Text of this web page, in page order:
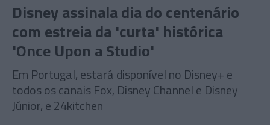
Disney assinala dia do centenário
com estreia da 'curta' histórica
'Once Upon a Studio'
Em Portugal, estará disponível no Disney+ e
todos os canais Fox, Disney Channel e Disney
Júnior, e 24kitchen